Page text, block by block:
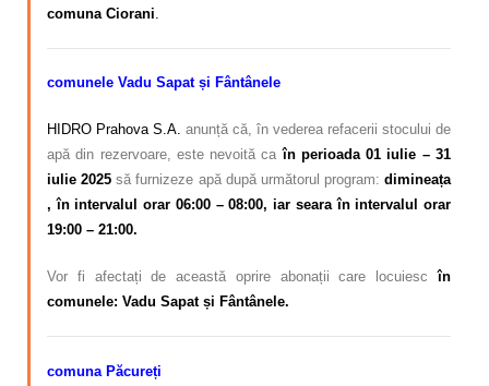
comuna Ciorani
comunele Vadu Sapat și Fântânele
HIDRO Prahova S.A. anunță că, în vederea refacerii stocului de
apă din rezervoare, este nevoită caîn perioada 01 iulie – 31
iulie 2025 să furnizeze apă după următorul program: dimineața
, în intervalul orar 06:00 – 08:00, iar seara în intervalul orar
19:00 – 21:00.
Vor fi afectați de această oprire abonații care locuiescîn
comunele: Vadu Sapat și Fântânele.
comuna Păcureți